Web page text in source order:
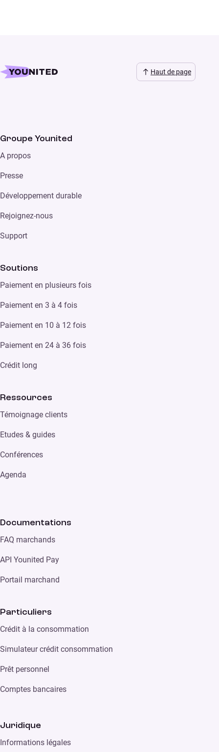
Haut de page
Groupe Younited
A propos
Presse
Développement durable
Rejoignez-nous
Support
Soutions
Paiement en plusieurs fois
Paiement en 3 à 4 fois
Paiement en 10 à 12 fois
Paiement en 24 à 36 fois
Crédit long
Ressources
Témoignage clients
Etudes & guides
Conférences
Agenda
Documentations
FAQ marchands
API Younited Pay
Portail marchand
Particuliers
Crédit à la consommation
Simulateur crédit consommation
Prêt personnel
Comptes bancaires
Juridique
Informations légales